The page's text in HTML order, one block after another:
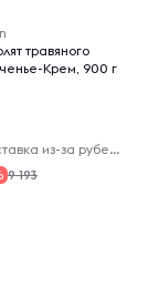
травяного
Крем, 900 г
Virelle - доставка из-за рубежа
9 193